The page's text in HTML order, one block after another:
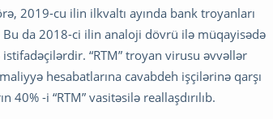
2019-cu ilin ilkvaltı ayında bank troyanları
da 2018-ci ilin analoji dövrü ilə müqayisədə
“RTM” troyan virusu əvvəllər
hesabatlarına cavabdeh işçilərinə qarşı
-i “RTM” vasitəsilə reallaşdırılıb.